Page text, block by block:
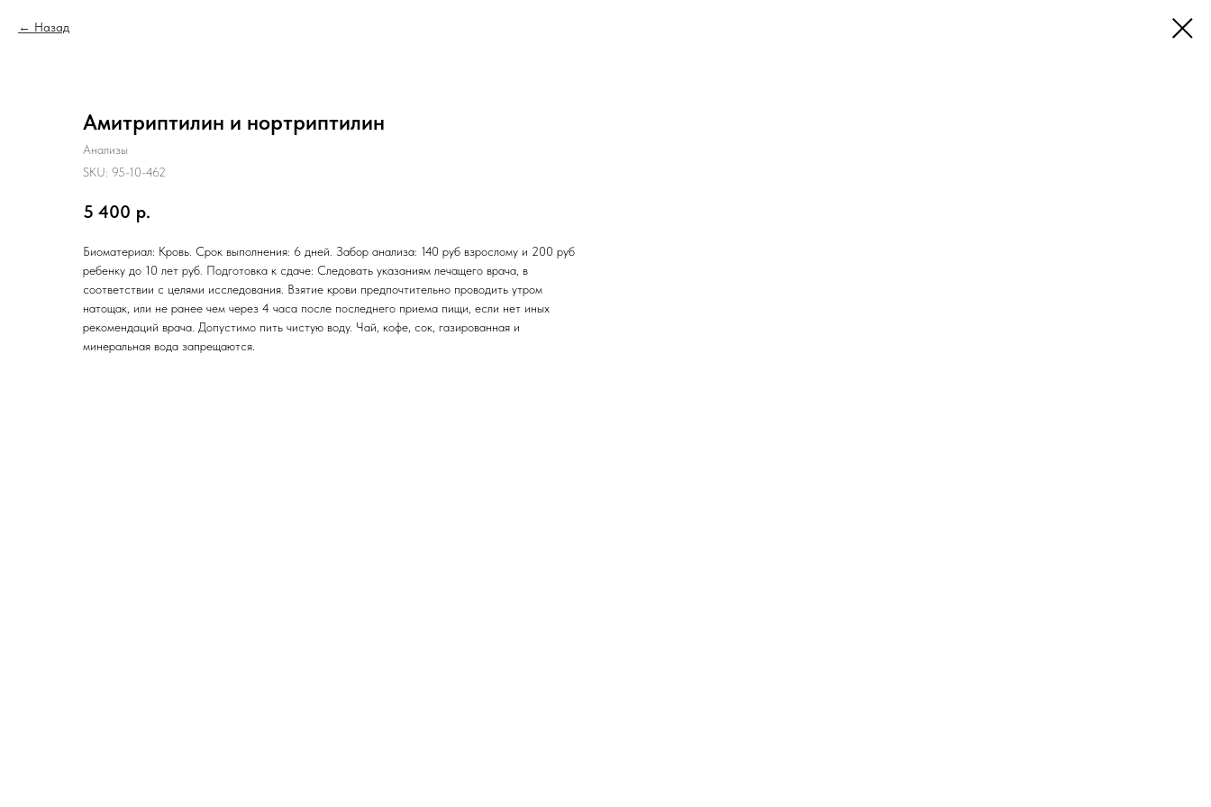
Назад
Амитриптилин и нортриптилин
Анализы
SKU: 95-10-462
5 400 р.
Биоматериал: Кровь. Срок выполнения: 6 дней. Забор анализа: 140 руб взрослому и 200 руб
ребенку до 10 лет руб. Подготовка к сдаче: Следовать указаниям лечащего врача, в
соответствии с целями исследования. Взятие крови предпочтительно проводить утром
натощак, или не ранее чем через 4 часа после последнего приема пищи, если нет иных
рекомендаций врача. Допустимо пить чистую воду. Чай, кофе, сок, газированная и
минеральная вода запрещаются.